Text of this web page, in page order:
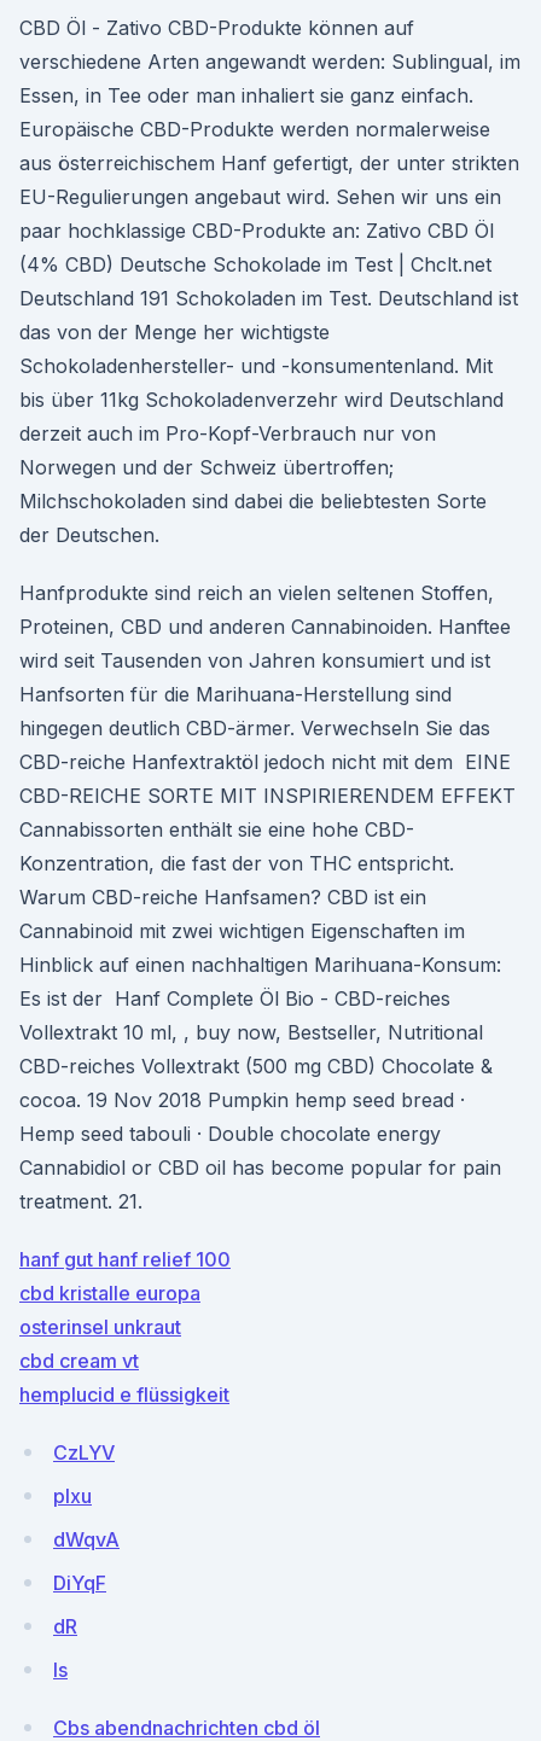
CBD Öl - Zativo CBD-Produkte können auf
verschiedene Arten angewandt werden: Sublingual, im
Essen, in Tee oder man inhaliert sie ganz einfach.
Europäische CBD-Produkte werden normalerweise
aus österreichischem Hanf gefertigt, der unter strikten
EU-Regulierungen angebaut wird. Sehen wir uns ein
paar hochklassige CBD-Produkte an: Zativo CBD Öl
(4% CBD) Deutsche Schokolade im Test | Chclt.net
Deutschland 191 Schokoladen im Test. Deutschland ist
das von der Menge her wichtigste
Schokoladenhersteller- und -konsumentenland. Mit
bis über 11kg Schokoladenverzehr wird Deutschland
derzeit auch im Pro-Kopf-Verbrauch nur von
Norwegen und der Schweiz übertroffen;
Milchschokoladen sind dabei die beliebtesten Sorte
der Deutschen.
Hanfprodukte sind reich an vielen seltenen Stoffen,
Proteinen, CBD und anderen Cannabinoiden. Hanftee
wird seit Tausenden von Jahren konsumiert und ist
Hanfsorten für die Marihuana-Herstellung sind
hingegen deutlich CBD-ärmer. Verwechseln Sie das
CBD-reiche Hanfextraktöl jedoch nicht mit dem EINE
CBD-REICHE SORTE MIT INSPIRIERENDEM EFFEKT
Cannabissorten enthält sie eine hohe CBD-
Konzentration, die fast der von THC entspricht.
Warum CBD-reiche Hanfsamen? CBD ist ein
Cannabinoid mit zwei wichtigen Eigenschaften im
Hinblick auf einen nachhaltigen Marihuana-Konsum:
Es ist der Hanf Complete Öl Bio - CBD-reiches
Vollextrakt 10 ml, , buy now, Bestseller, Nutritional
CBD-reiches Vollextrakt (500 mg CBD) Chocolate &
cocoa. 19 Nov 2018 Pumpkin hemp seed bread ·
Hemp seed tabouli · Double chocolate energy
Cannabidiol or CBD oil has become popular for pain
treatment. 21.
hanf gut hanf relief 100
cbd kristalle europa
osterinsel unkraut
cbd cream vt
hemplucid e flüssigkeit
CzLYV
pIxu
dWqvA
DiYqF
dR
Is
Cbs abendnachrichten cbd öl